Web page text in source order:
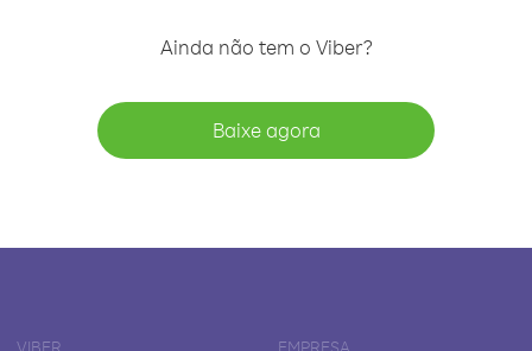
Ainda não tem o Viber?
Baixe agora
VIBER EMPRESA